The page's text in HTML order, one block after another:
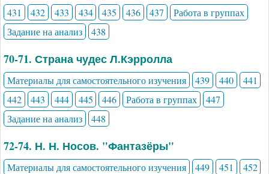
431 432 433 434 435 436 437
Работа в группах
Задание на анализ
438
70-71. Страна чудес Л.Кэрролла
Материалы для самостоятельного изучения 439 440
441
442
443 444 445 446 Работа в группах
447
Задание на анализ
448
72-74. Н. Н. Носов. "Фантазёры"
Материалы для самостоятельного изучения 449 451
452